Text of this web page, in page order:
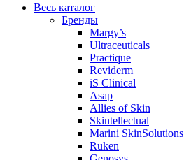
Весь каталог
Бренды
Margy’s
Ultraceuticals
Practique
Reviderm
iS Clinical
Asap
Allies of Skin
Skintellectual
Marini SkinSolutions
Ruken